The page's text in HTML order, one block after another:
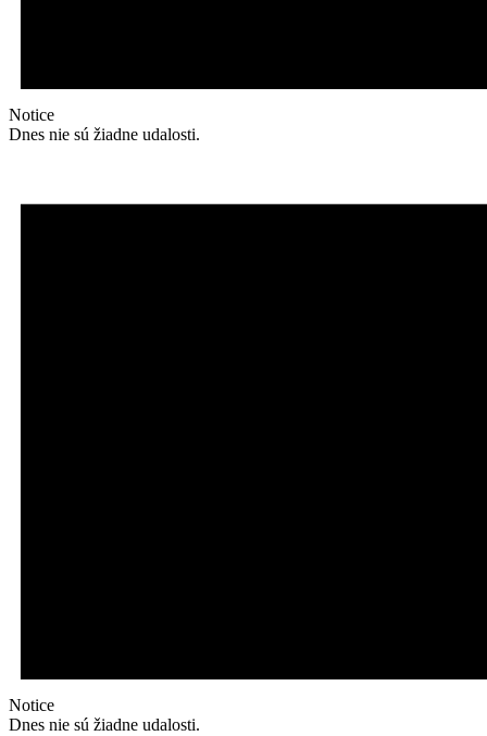
Notice
Dnes nie sú žiadne udalosti.
Notice
Dnes nie sú žiadne udalosti.